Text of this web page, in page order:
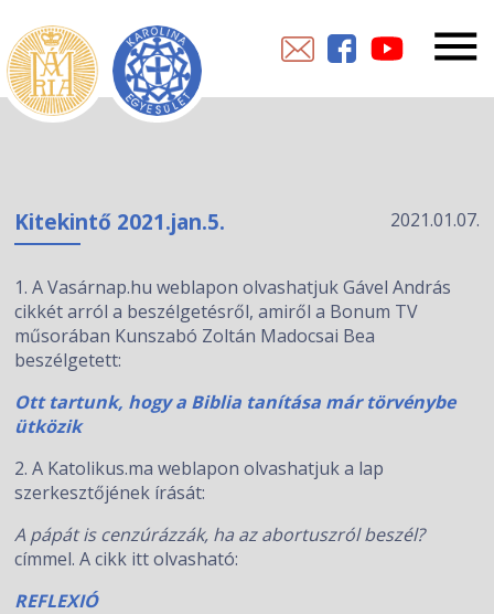
Kitekintő 2021.jan.5. 2021.01.07.
1. A Vasárnap.hu weblapon olvashatjuk Gável András
cikkét arról a beszélgetésről, amiről a Bonum TV
műsorában Kunszabó Zoltán Madocsai Bea
beszélgetett:
Ott tartunk, hogy a Biblia tanítása már törvénybe
ütközik
2. A Katolikus.ma weblapon olvashatjuk a lap
szerkesztőjének írását:
A pápát is cenzúrázzák, ha az abortuszról beszél?
címmel. A cikk itt olvasható:
REFLEXIÓ